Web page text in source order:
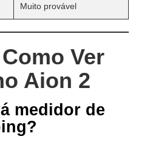
Muito provável
Ver
Aion 2
medidor de